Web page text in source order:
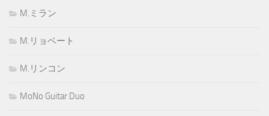
M.ミラン
M.リョベート
M.リンコン
MoNo Guitar Duo